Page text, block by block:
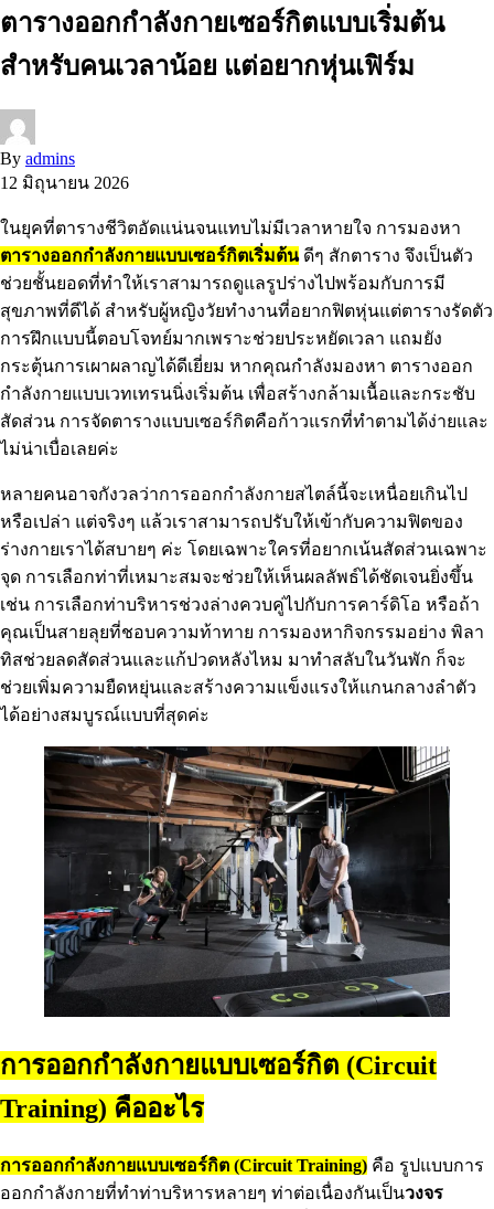
ตารางออกกำลังกายเซอร์กิตแบบเริ่มต้น
สำหรับคนเวลาน้อย แต่อยากหุ่นเฟิร์ม
By admins
12 มิถุนายน 2026
ในยุคที่ตารางชีวิตอัดแน่นจนแทบไม่มีเวลาหายใจ การมองหา
ตารางออกกำลังกายแบบเซอร์กิตเริ่มต้นดีๆ สักตาราง จึงเป็นตัว
ช่วยชั้นยอดที่ทำให้เราสามารถดูแลรูปร่างไปพร้อมกับการมี
สุขภาพที่ดีได้ สำหรับผู้หญิงวัยทำงานที่อยากฟิตหุ่นแต่ตารางรัดตัว
การฝึกแบบนี้ตอบโจทย์มากเพราะช่วยประหยัดเวลา แถมยัง
กระตุ้นการเผาผลาญได้ดีเยี่ยม หากคุณกำลังมองหา ตารางออก
กำลังกายแบบเวทเทรนนิ่งเริ่มต้น เพื่อสร้างกล้ามเนื้อและกระชับ
สัดส่วน การจัดตารางแบบเซอร์กิตคือก้าวแรกที่ทำตามได้ง่ายและ
ไม่น่าเบื่อเลยค่ะ
หลายคนอาจกังวลว่าการออกกำลังกายสไตล์นี้จะเหนื่อยเกินไป
หรือเปล่า แต่จริงๆ แล้วเราสามารถปรับให้เข้ากับความฟิตของ
ร่างกายเราได้สบายๆ ค่ะ โดยเฉพาะใครที่อยากเน้นสัดส่วนเฉพาะ
จุด การเลือกท่าที่เหมาะสมจะช่วยให้เห็นผลลัพธ์ได้ชัดเจนยิ่งขึ้น
เช่น การเลือกท่าบริหารช่วงล่างควบคู่ไปกับการคาร์ดิโอ หรือถ้า
คุณเป็นสายลุยที่ชอบความท้าทาย การมองหากิจกรรมอย่าง พิลา
ทิสช่วยลดสัดส่วนและแก้ปวดหลังไหม มาทำสลับในวันพัก ก็จะ
ช่วยเพิ่มความยืดหยุ่นและสร้างความแข็งแรงให้แกนกลางลำตัว
ได้อย่างสมบูรณ์แบบที่สุดค่ะ
การออกกำลังกายแบบเซอร์กิต (Circuit
Training) คืออะไร
การออกกำลังกายแบบเซอร์กิต (Circuit Training) คือ รูปแบบการ
ออกกำลังกายที่ทำท่าบริหารหลายๆ ท่าต่อเนื่องกันเป็นวงจร